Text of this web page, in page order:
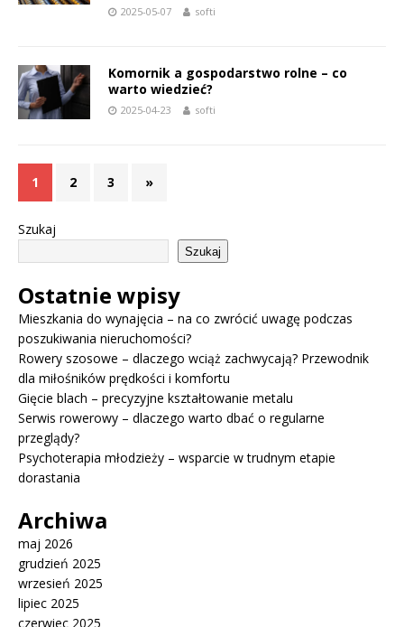
2025-05-07 softi
Komornik a gospodarstwo rolne – co
warto wiedzieć?
2025-04-23 softi
1 2 3 »
Szukaj
Szukaj
Ostatnie wpisy
Mieszkania do wynajęcia – na co zwrócić uwagę podczas
poszukiwania nieruchomości?
Rowery szosowe – dlaczego wciąż zachwycają? Przewodnik
dla miłośników prędkości i komfortu
Gięcie blach – precyzyjne kształtowanie metalu
Serwis rowerowy – dlaczego warto dbać o regularne
przeglądy?
Psychoterapia młodzieży – wsparcie w trudnym etapie
dorastania
Archiwa
maj 2026
grudzień 2025
wrzesień 2025
lipiec 2025
czerwiec 2025